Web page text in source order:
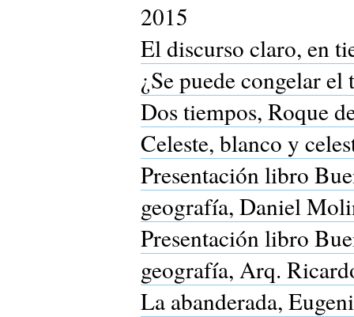
2015
El discurso claro, en
¿Se puede congelar
Dos tiempos, Roque
Celeste, blanco y
Presentación libro
geografía, Daniel
Presentación libro
geografía, Arq.
La abanderada,